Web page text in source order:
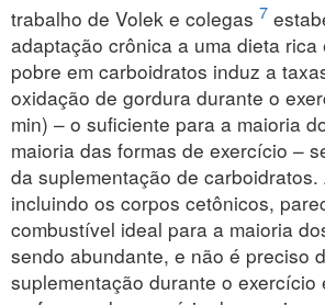
trabalho de Volek e colegas 7
adaptação crônica a uma dieta rica
pobre em carboidratos induz a
oxidação de gordura durante o
min) – o suficiente para a maioria
maioria das formas de exercício –
da suplementação de
incluindo os corpos cetônicos,
combustível ideal para a maioria
sendo abundante, e não é preciso
suplementação durante o exercício